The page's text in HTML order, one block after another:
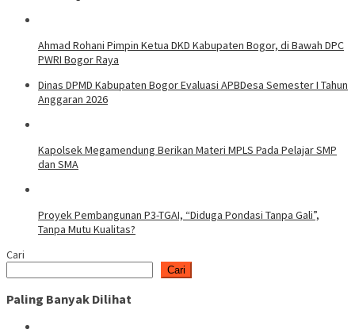
Ahmad Rohani Pimpin Ketua DKD Kabupaten Bogor, di Bawah DPC
PWRI Bogor Raya
Dinas DPMD Kabupaten Bogor Evaluasi APBDesa Semester I Tahun
Anggaran 2026
Kapolsek Megamendung Berikan Materi MPLS Pada Pelajar SMP
dan SMA
Proyek Pembangunan P3-TGAI, “Diduga Pondasi Tanpa Gali”,
Tanpa Mutu Kualitas?
Cari
Cari
Paling Banyak Dilihat